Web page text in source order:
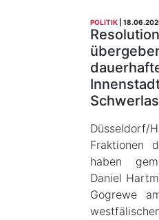
POLITIK
Fraktionen
haben
Daniel
Gogrewe